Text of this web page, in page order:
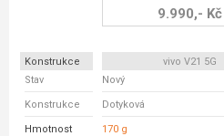
9.990,- Kč
Konstrukce vivo V21 5G
Stav
Nový
Konstrukce Dotyková
Hmotnost 170 g